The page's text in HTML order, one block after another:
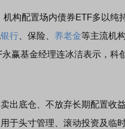
配置场内债券ETF多以纯
银行 、保险、 养老金等主流机
赢基金经理连冰洁表示，科
底仓、不放弃长期配置收
于头寸管理、滚动投资及临